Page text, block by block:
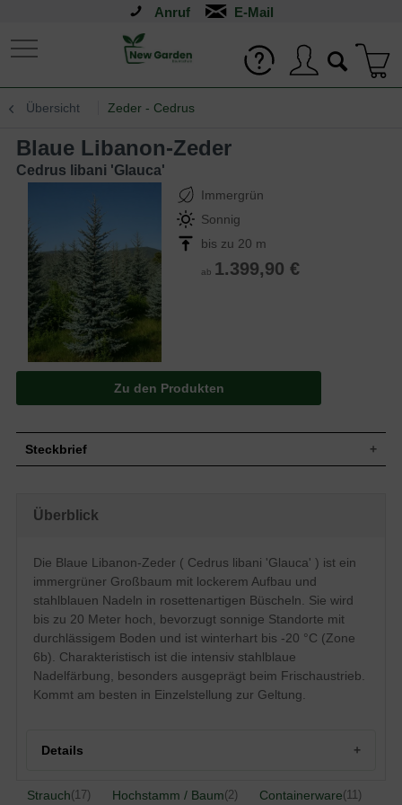
Anruf
Übersicht Zeder - Cedrus
Blaue Libanon-Zeder
Cedrus libani 'Glauca'
Immergrün
Sonnig
bis zu 20 m
ab 1.399,90 €
Zu den Produkten
Steckbrief
Wuchshöhe
rosettenartigen Büscheln
Frucht
Zapfen, faßförmig, bis zu 8 cm lang und 4
Blüte
Unauffällige Blütenzapfen, einhäusig
getrenntgeschlechtig, Blüte erscheint zum
ersten Mal nach ca. 30 Jahren
Blütezeit
September bis Okotber
Rinde
Junges Geäst kahl bzw. sehr schwach
behaart, Borke schwarzgrau und rissig
Boden
Winterhart
6b (-20,4 bis -17,8°C)
Überblick
Die Blaue Libanon-Zeder ( Cedrus libani 'Glauca' ) ist ein
immergrüner Großbaum mit lockerem Aufbau und
stahlblauen Nadeln in rosettenartigen Büscheln. Sie wird
bis zu 20 Meter hoch, bevorzugt sonnige Standorte mit
durchlässigem Boden und ist winterhart bis -20 °C (Zone
6b). Charakteristisch ist die intensiv stahlblaue
Nadelfärbung, besonders ausgeprägt beim Frischaustrieb.
Kommt am besten in Einzelstellung zur Geltung.
Details
Herkunft und Besonderheiten der Blauen Libanon-Zeder
Strauch(17) Hochstamm / Baum(2) Containerware(11)